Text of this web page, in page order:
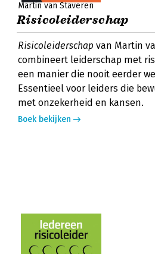
Martin van Staveren
Risicoleiderschap
Risicoleiderschap van Martin
combineert leiderschap met
een manier die nooit eerder
Essentieel voor leiders die
met onzekerheid en kansen.
Boek bekijken